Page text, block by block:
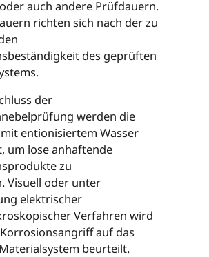
auch andere Prüfdauern.
richten sich nach der zu
des geprüften
der
werden die
entionisiertem Wasser
um lose anhaftende
zu
Visuell oder unter
elektrischer
Verfahren wird
auf das
beurteilt.